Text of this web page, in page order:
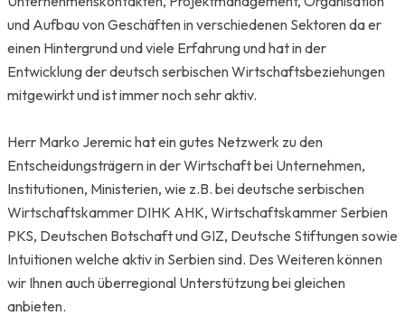
und Aufbau von Geschäften in verschiedenen Sektoren da er
einen Hintergrund und viele Erfahrung und hat in der
Entwicklung der deutsch serbischen Wirtschaftsbeziehungen
mitgewirkt und ist immer noch sehr aktiv.
Herr Marko Jeremic hat ein gutes Netzwerk zu den
Entscheidungsträgern in der Wirtschaft bei Unternehmen,
Institutionen, Ministerien, wie z.B. bei deutsche serbischen
Wirtschaftskammer DIHK AHK, Wirtschaftskammer Serbien
PKS, Deutschen Botschaft und GIZ, Deutsche Stiftungen sowie
Intuitionen welche aktiv in Serbien sind. Des Weiteren können
wir Ihnen auch überregional Unterstützung bei gleichen
anbieten.